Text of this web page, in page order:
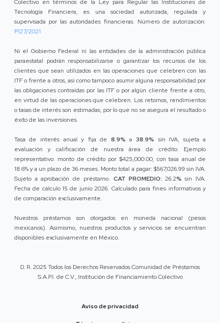
Colectivo en términos de la Ley para Regular las Instituciones de
Tecnología Financiera, es una sociedad autorizada, regulada y
supervisada por las autoridades financieras. Número de autorización:
P127/2021
Ni el Gobierno Federal ni las entidades de la administración pública
paraestatal podrán responsabilizarse o garantizar los recursos de los
clientes que sean utilizados en las operaciones que celebren con las
ITF o frente a otros, así como tampoco asumir alguna responsabilidad por
las obligaciones contraídas por las ITF o por algún cliente frente a otro,
en virtud de las operaciones que celebren. Los retornos, rendimientos
o tasas de interés son estimadas, por lo que no se asegura el resultado o
éxito de las inversiones.
Tasa de interés anual y fija de 8.9% a 38.9% sin IVA, sujeta a
evaluación y calificación de nuestra área de crédito. Ejemplo
representativo: monto de crédito por $425,000.00, con tasa anual de
18.6% y a un plazo de 36 meses. Monto total a pagar: $567,026.99 sin IVA.
Sujeto a aprobación de préstamo. CAT PROMEDIO: 26.2% sin IVA.
Fecha de cálculo 15 de junio 2026. Calculado para fines informativos y
de comparación exclusivamente.
Nuestros préstamos son otorgados en moneda nacional (pesos
mexicanos). Asimismo, nuestros productos y servicios se encuentran
disponibles exclusivamente en México.
D. R. 2025 Todos los Derechos Reservados Comunidad de Préstamos
S.A.P.I. de C.V., Institución de Financiamiento Colectivo
Aviso de privacidad